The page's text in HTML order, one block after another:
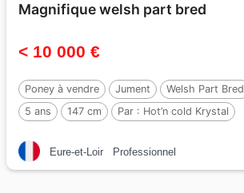
Magnifique welsh part bred
< 10 000 €
Poney à vendre Jument Welsh Part Bred
5 ans
147 cm Par : Hot’n cold Krystal
Eure-et-Loir Professionnel